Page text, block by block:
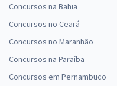
Concursos na Bahia
Concursos no Ceará
Concursos no Maranhão
Concursos na Paraíba
Concursos em Pernambuco